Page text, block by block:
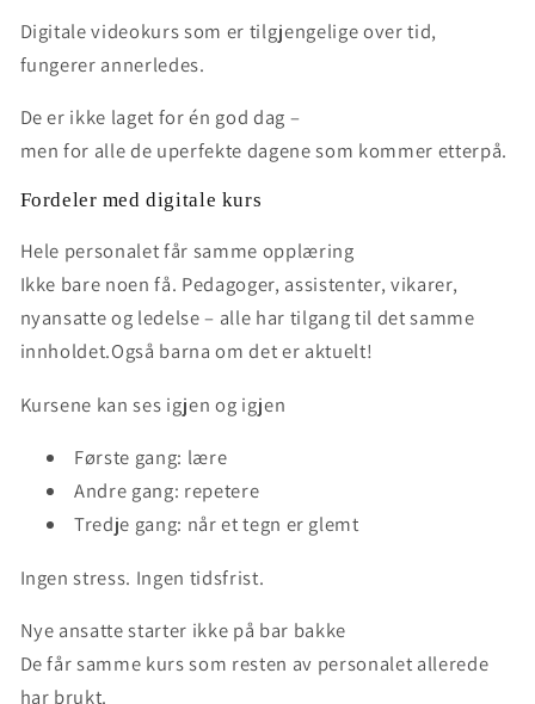
Digitale videokurs som er tilgjengelige over tid,
fungerer annerledes.
De er ikke laget for én god dag –
men for alle de uperfekte dagene som kommer etterpå.
Fordeler med digitale kurs
Hele personalet får samme opplæring
Ikke bare noen få. Pedagoger, assistenter, vikarer,
nyansatte og ledelse – alle har tilgang til det samme
innholdet.Også barna om det er aktuelt!
Kursene kan ses igjen og igjen
Første gang: lære
Andre gang: repetere
Tredje gang: når et tegn er glemt
Ingen stress. Ingen tidsfrist.
Nye ansatte starter ikke på bar bakke
De får samme kurs som resten av personalet allerede
har brukt.